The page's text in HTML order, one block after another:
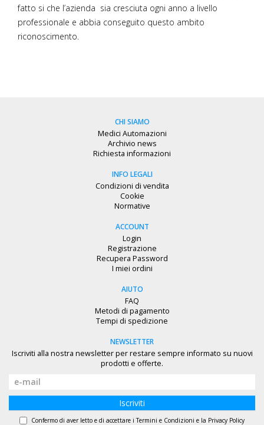
fatto si che l’azienda sia cresciuta ogni anno a livello
professionale e abbia conseguito questo ambito
riconoscimento.
CHI SIAMO
Medici Automazioni
Archivio news
Richiesta informazioni
INFO LEGALI
Condizioni di vendita
Cookie
Normative
ACCOUNT
Login
Registrazione
Recupera Password
I miei ordini
AIUTO
FAQ
Metodi di pagamento
Tempi di spedizione
NEWSLETTER
Iscriviti alla nostra newsletter per restare sempre informato su nuovi
prodotti e offerte.
Iscriviti
Confermo di aver letto e di accettare iTermini e Condizioni e la Privacy Policy